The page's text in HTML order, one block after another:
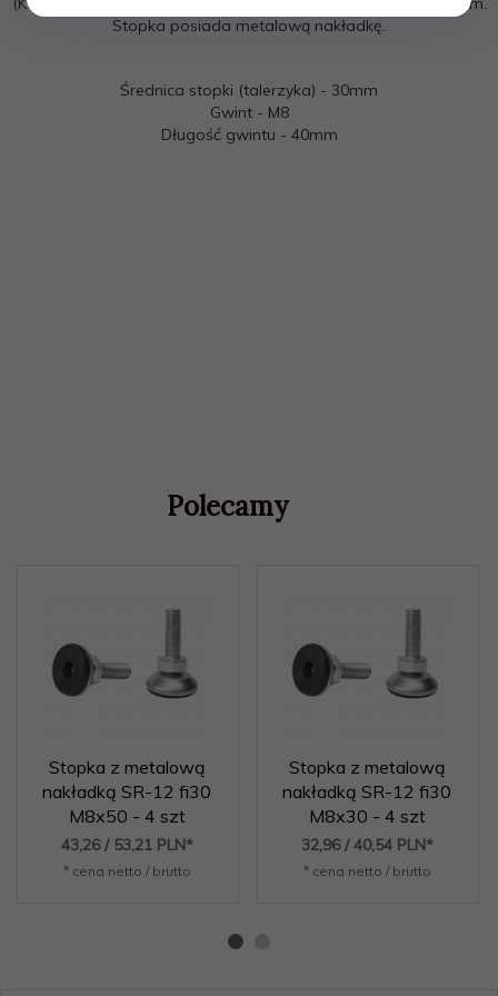
Stopka posiada metalową nakładkę.
Średnica stopki (talerzyka) - 30mm
Gwint - M8
Długość gwintu - 40mm
Polecamy
Stopka z metalową
nakładką SR-12 fi30
M8x50 - 4 szt
43,26 / 53,21 PLN*
* cena netto / brutto
Stopka z metalową
nakładką SR-12 fi30
M8x30 - 4 szt
32,96 / 40,54 PLN*
* cena netto / brutto